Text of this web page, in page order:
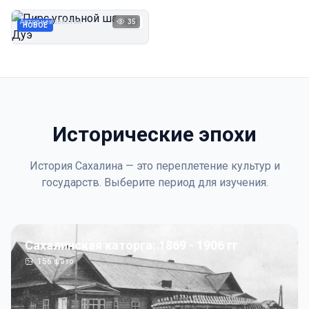
НОВОЕ 1923
Автор неизвестен 35
Исторические эпохи
История Сахалина — это переплетение культур и
государств. Выберите период для изучения.
Сахалинская каторга: 1869 - 1906 гг
156фото